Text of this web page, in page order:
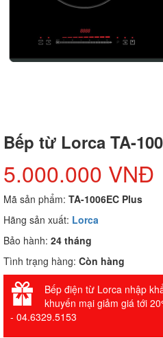
Bếp từ Lorca TA-
5.000.000 VNĐ
Mã sản phẩm: TA-1006EC Plus
Hãng sản xuất: Lorca
Bảo hành: 24 tháng
Tình trạng hàng: Còn hàng
Bếp điện từ Lorca nhập
khuyến mại giảm giá tới
- 04.6329.5153